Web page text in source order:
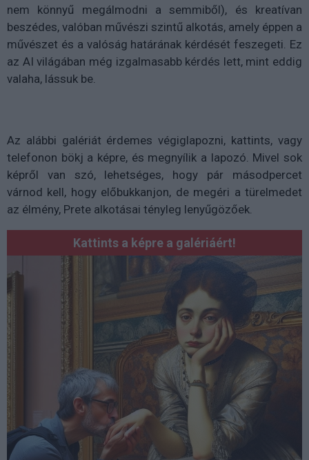
nem könnyű megálmodni a semmiből), és kreatívan
beszédes, valóban művészi szintű alkotás, amely éppen a
művészet és a valóság határának kérdését feszegeti. Ez
az AI világában még izgalmasabb kérdés lett, mint eddig
valaha, lássuk be.
Az alábbi galériát érdemes végiglapozni, kattints, vagy
telefonon bökj a képre, és megnyílik a lapozó. Mivel sok
képről van szó, lehetséges, hogy pár másodpercet
várnod kell, hogy előbukkanjon, de megéri a türelmedet
az élmény, Prete alkotásai tényleg lenyűgözőek.
Kattints a képre a galériáért!